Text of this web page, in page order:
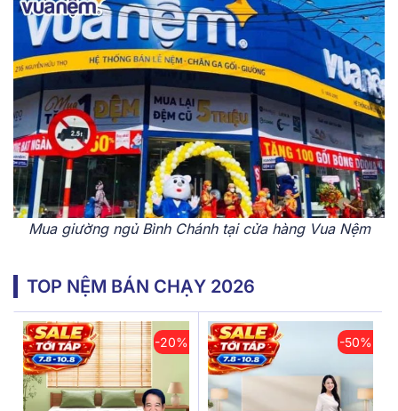
Mua giường ngủ Bình Chánh tại cửa hàng Vua Nệm
TOP NỆM BÁN CHẠY 2026
-20% -50%